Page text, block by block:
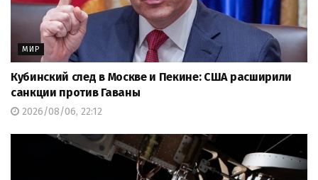
МИР
Кубинский след в Москве и Пекине: США расширили
санкции против Гаваны
2026/08/06, 22:12